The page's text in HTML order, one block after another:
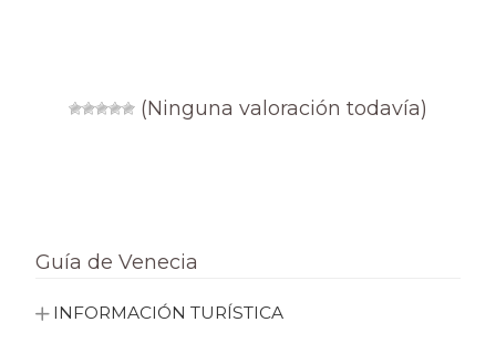
(Ninguna valoración todavía)
Guía de Venecia
INFORMACIÓN TURÍSTICA